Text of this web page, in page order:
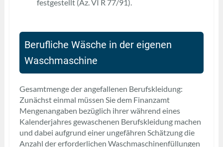
festgestellt (Az. VI R 77/91).
Berufliche Wäsche in der eigenen
Waschmaschine
Gesamtmenge der angefallenen Berufskleidung:
Zunächst einmal müssen Sie dem Finanzamt
Mengenangaben bezüglich ihrer während eines
Kalenderjahres gewaschenen Berufskleidung machen
und dabei aufgrund einer ungefähren Schätzung die
Anzahl der erforderlichen Waschmaschinenfüllungen